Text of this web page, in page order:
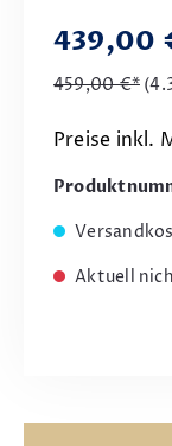
439,00
459,00 €*
Preise inkl.
Aktuell